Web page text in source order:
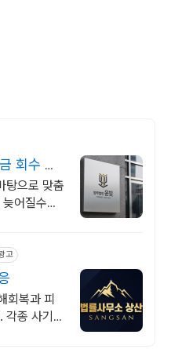
회수 전
탕으로 맞춤
어질수록
고
회복과 피
종 사기